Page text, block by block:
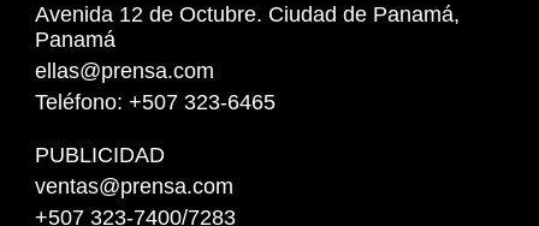
Avenida 12 de Octubre. Ciudad de Panamá,
Panamá
ellas@prensa.com
Teléfono: +507 323-6465
PUBLICIDAD
ventas@prensa.com
+507 323-7400/7283